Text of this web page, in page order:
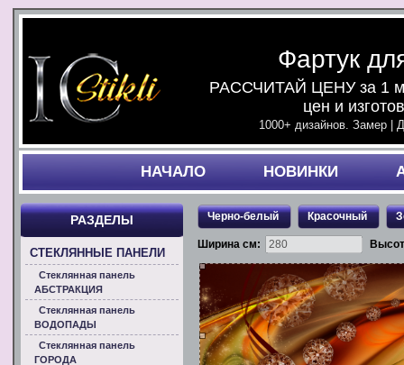
Фартук
РАССЧИТАЙ ЦЕНУ за 1
цен и
1000+ дизайнов. Замер |
НАЧАЛO НОВИНКИ
Черно-белый Красочный
Ширина см:
РАЗДЕЛЫ
СТЕКЛЯННЫЕ ПАНЕЛИ
Стеклянная панель
АБСТРАКЦИЯ
Стеклянная панель
ВОДОПАДЫ
Стеклянная панель
ГОРОДА